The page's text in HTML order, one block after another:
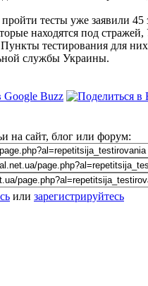
тесты уже заявили
находятся под
тестирования для
службы Украины.
на сайт, блог или форум:
или зарегистрируйтесь